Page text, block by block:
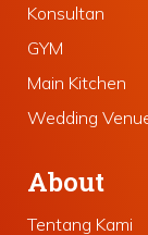
Konsultan
GYM
Main Kitchen
Wedding
About
Tentang Kami